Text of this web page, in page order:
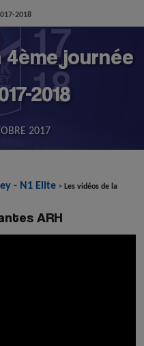
2018
journée
2018
2017
- N1 Elite > Les vidéos de la
ARH